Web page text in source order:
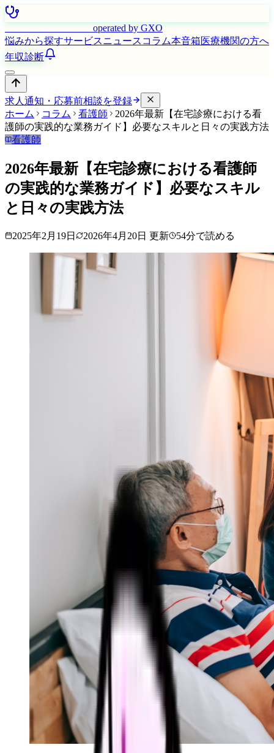
operated by GXO
悩みから探すサービスニュース コラム本音箱医療機関の方へ
年収診断
求人通知・応募前相談を登録
ホーム
コラム 看護師
2026年最新【在宅診療における看
護師の実践的な業務ガイド】必要なスキルと日々の実践方法
看護師
2026年最新【在宅診療における看護師
の実践的な業務ガイド】必要なスキル
と日々の実践方法
2025年2月19日 2026年4月20日 更新 54分で読める